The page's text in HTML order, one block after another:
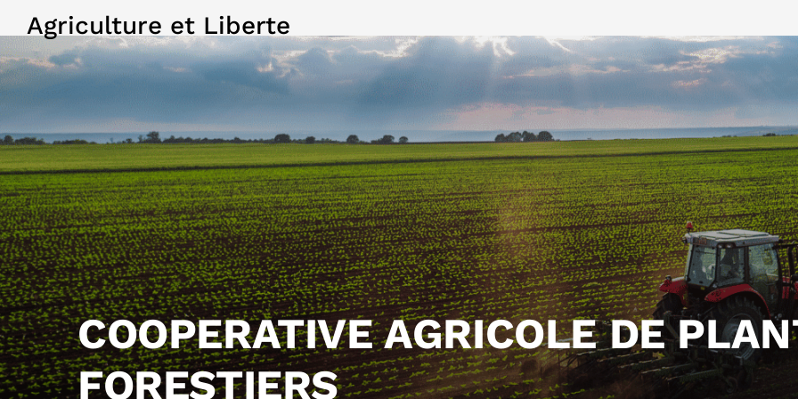
Agriculture et Liberte
COOPERATIVE AGRICOLE DE
FORESTIERS